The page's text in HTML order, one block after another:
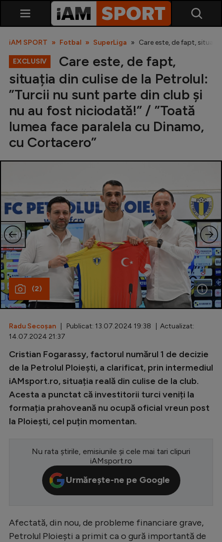
SuperLiga
Liga 2
Echipa Națională
U21
Fotbal feminin
Special
Diverse
Inedit
Clasamente
Europa League
Conference League
CM 2026
Premier League
Serie A
Bundesliga
Ligue 1
Starurile fotbalului
iAM SPORT Fotbal SuperLiga Care este, de fapt,
EXCLUSIV
Care este, de fapt,
situația din culise de la Petrolul:
”Turcii nu sunt parte din club și
nu au fost niciodată!” / ”Toată
lumea face paralela cu Dinamo,
cu Cortacero”
(2)
Radu Secoșan | Publicat: 13.07.2024 19:38 | Actualizat:
14.07.2024 21:37
Cristian Fogarassy, factorul numărul 1 de decizie
de la Petrolul Ploiești, a clarificat, prin intermediul
iAMsport.ro, situația reală din culise de la club.
Acesta a punctat că investitorii turci veniți la
formația prahoveană nu ocupă oficial vreun post
la Ploiești, cel puțin momentan.
Nu rata știrile, emisiunile și cele mai tari clipuri
iAMsport.ro
Urmărește-ne pe Google
Afectată, din nou, de probleme financiare grave,
Petrolul Ploiești a primit ca o gură importantă de